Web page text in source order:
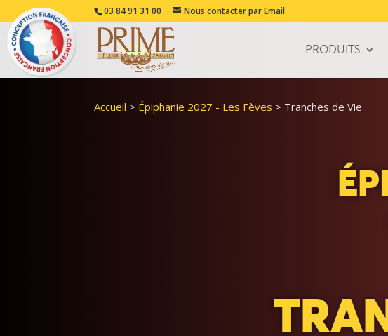
03 84 91 31 00 Nous contacter par Email
PRODUITS
Accueil > Épiphanie 2027 - Les Fèves > Tranches de Vie